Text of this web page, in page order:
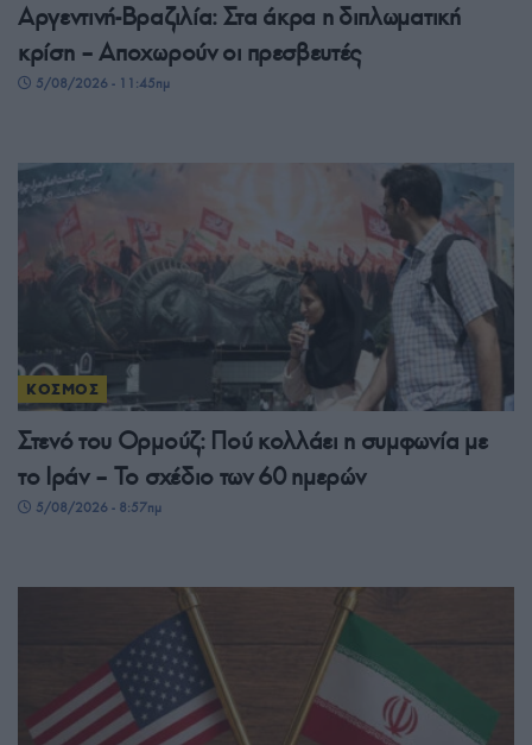
Αργεντινή-Βραζιλία: Στα άκρα η διπλωματική
κρίση – Αποχωρούν οι πρεσβευτές
5/08/2026 - 11:45πμ
ΚΟΣΜΟΣ
Στενό του Ορμούζ: Πού κολλάει η συμφωνία με
το Ιράν – Το σχέδιο των 60 ημερών
5/08/2026 - 8:57πμ